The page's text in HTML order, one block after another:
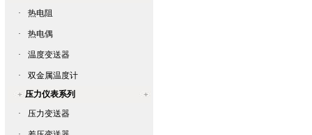
·
热电阻
· 热电偶
· 温度变送器
·
双金属温度计
压力仪表系列
·
压力变送器